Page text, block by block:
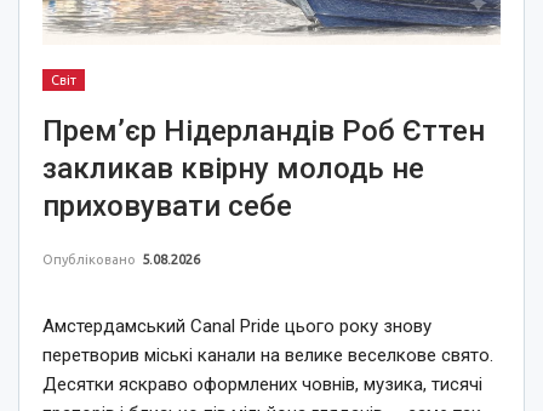
Світ
Прем’єр Нідерландів Роб Єттен
закликав квірну молодь не
приховувати себе
Опубліковано 5.08.2026
Амстердамський Canal Pride цього року знову
перетворив міські канали на велике веселкове свято.
Десятки яскраво оформлених човнів, музика, тисячі